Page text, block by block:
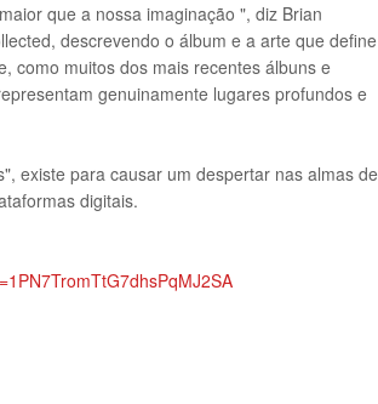
que a nossa imaginação ", diz Brian
descrevendo o álbum e a arte que define
como muitos dos mais recentes álbuns e
genuinamente lugares profundos e
existe para causar um despertar nas almas de
digitais.